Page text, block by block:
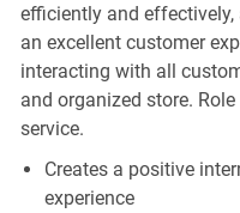
efficiently and
an excellent customer
interacting with all
and organized store.
service.
Creates a positive
experience